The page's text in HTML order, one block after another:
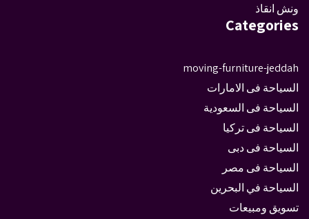
ونش انقاذ
Categories
moving-furniture-jeddah
السياحة فى الامارات
السياحة فى السعودية
السياحة فى تركيا
السياحة فى دبى
السياحة فى مصر
السياحة في البحرين
تسويق ومبيعات